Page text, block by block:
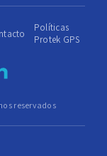
reservados
Políticas
Protek GPS